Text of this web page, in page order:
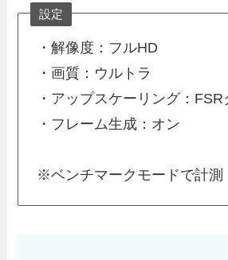
設定
・解像度：フルHD
・画質：ウルトラ
・アップスケーリング：FSR
・フレーム生成：オン
※ベンチマークモードで計測